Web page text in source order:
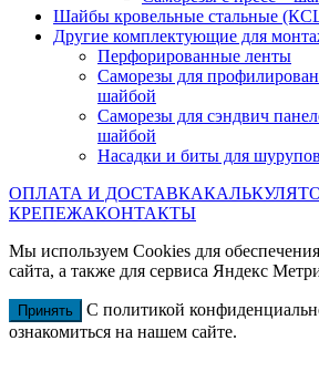
Шайбы кровельные стальные
Другие комплектующие для
Перфорированные ленты
Саморезы для
шайбой
Саморезы для сэндвич
шайбой
Насадки и биты для
ОПЛАТА И ДОСТАВКА
КРЕПЕЖАКОНТАКТЫ
Мы используем Cookies для
сайта, а также для сервиса Яндекс
Принять
С политикой
ознакомиться на нашем сайте.